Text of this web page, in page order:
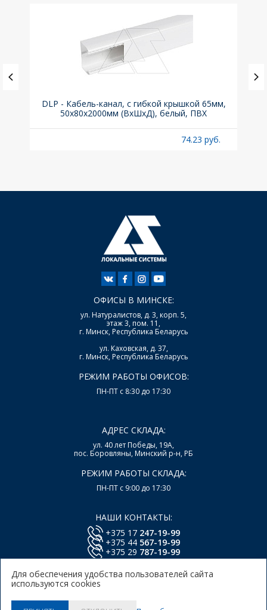
DLP - Кабель-канал, с гибкой крышкой 65мм,
50x80х2000мм (ВхШхД), белый, ПВХ
74.23 руб.
ОФИСЫ В МИНСКЕ:
ул. Натуралистов, д. 3, корп. 5,
этаж 3, пом. 11,
г. Минск, Республика Беларусь
ул. Каховская, д. 37,
г. Минск, Республика Беларусь
РЕЖИМ РАБОТЫ ОФИСОВ:
ПН-ПТ с 8:30 до 17:30
АДРЕС СКЛАДА:
ул. 40 лет Победы, 19А,
пос. Боровляны, Минский р-н, РБ
РЕЖИМ РАБОТЫ СКЛАДА:
ПН-ПТ с 9:00 до 17:30
НАШИ КОНТАКТЫ:
+375 17 247-19-99
+375 44 567-19-99
+375 29 787-19-99
Политика использования
Для обеспечения удобства пользователей сайта
используются cookies